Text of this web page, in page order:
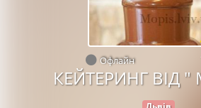
Офлайн
КЕЙТЕРИНГ ВІД "